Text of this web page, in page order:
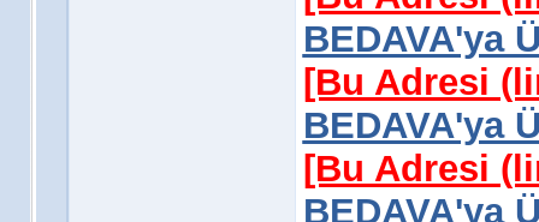
BEDAVA'ya
[Bu Adresi
BEDAVA'ya
[Bu Adresi
BEDAVA'ya